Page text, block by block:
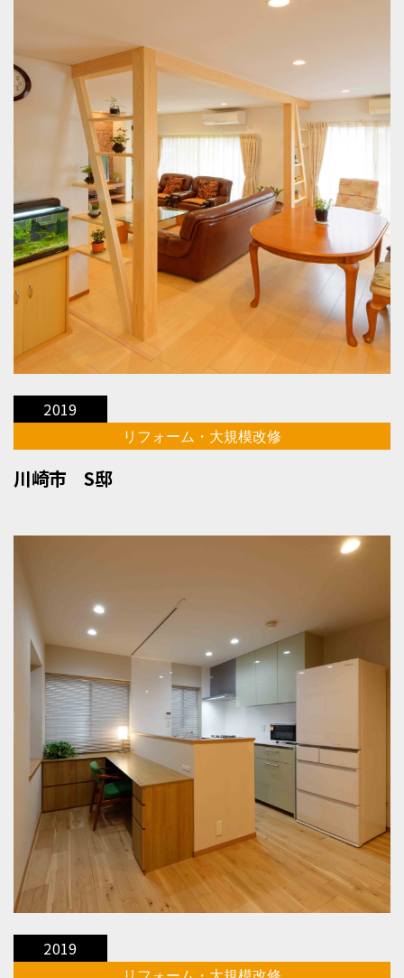
2019
リフォーム・大規模改修
川崎市 S邸
2019